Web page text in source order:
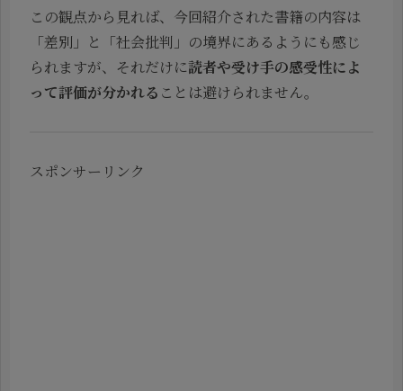
この観点から見れば、今回紹介された書籍の内容は
「差別」と「社会批判」の境界にあるようにも感じ
られますが、それだけに読者や受け手の感受性によ
って評価が分かれる ことは避けられません。
スポンサーリンク